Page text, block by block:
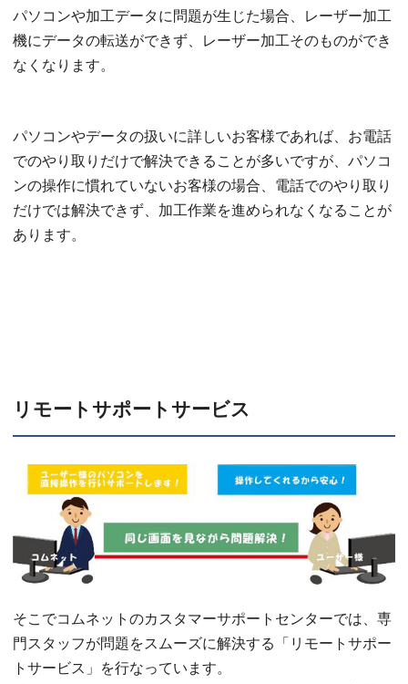
パソコンや加工データに問題が生じた場合、レーザー加工
機にデータの転送ができず、レーザー加工そのものができ
なくなります。
パソコンやデータの扱いに詳しいお客様であれば、お電話
でのやり取りだけで解決できることが多いですが、パソコ
ンの操作に慣れていないお客様の場合、電話でのやり取り
だけでは解決できず、加工作業を進められなくなることが
あります。
リモートサポートサービス
そこでコムネットのカスタマーサポートセンターでは、専
門スタッフが問題をスムーズに解決する「リモートサポー
トサービス」を行なっています。